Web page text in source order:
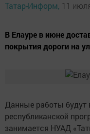
Татар-Информ, 11
В Елауре в июне
покрытия дороги на
Данные работы будут
республиканской
занимается НУАД